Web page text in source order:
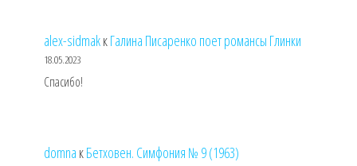
alex-sidmakкГалина Писаренко поет романсы Глинки
18.05.2023
Спасибо!
domna кБетховен. Симфония № 9 (1963)